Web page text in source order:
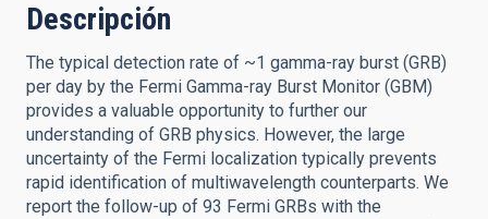
Descripción
The typical detection rate of ~1 gamma-ray burst (GRB)
per day by the Fermi Gamma-ray Burst Monitor (GBM)
provides a valuable opportunity to further our
understanding of GRB physics. However, the large
uncertainty of the Fermi localization typically prevents
rapid identification of multiwavelength counterparts. We
report the follow-up of 93 Fermi GRBs with the